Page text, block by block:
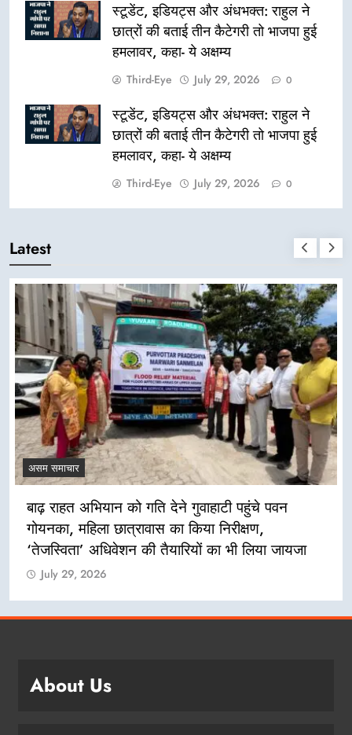
स्टूडेंट, इडियट्स और अंधभक्त: राहुल ने
छात्रों की बताई तीन कैटेगरी तो भाजपा हुई
हमलावर, कहा- ये अक्षम्य
Third-Eye July 29, 2026 0
स्टूडेंट, इडियट्स और अंधभक्त: राहुल ने
छात्रों की बताई तीन कैटेगरी तो भाजपा हुई
हमलावर, कहा- ये अक्षम्य
Third-Eye July 29, 2026 0
Latest
असम समाचार
बाढ़ राहत अभियान को गति देने गुवाहाटी पहुंचे पवन
गोयनका, महिला छात्रावास का किया निरीक्षण,
‘तेजस्विता’ अधिवेशन की तैयारियों का भी लिया जायजा
July 29, 2026
About Us